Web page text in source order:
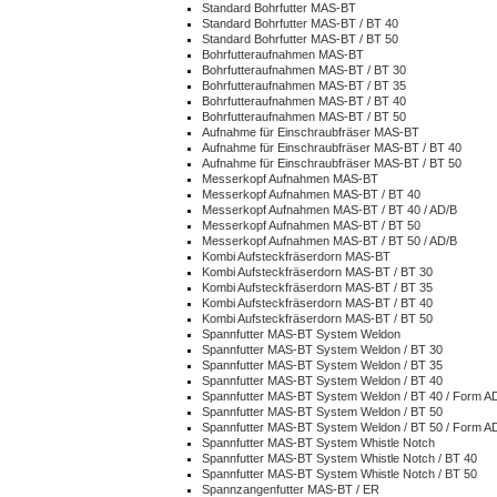
Standard Bohrfutter MAS-BT
Standard Bohrfutter MAS-BT / BT 40
Standard Bohrfutter MAS-BT / BT 50
Bohrfutteraufnahmen MAS-BT
Bohrfutteraufnahmen MAS-BT / BT 30
Bohrfutteraufnahmen MAS-BT / BT 35
Bohrfutteraufnahmen MAS-BT / BT 40
Bohrfutteraufnahmen MAS-BT / BT 50
Aufnahme für Einschraubfräser MAS-BT
Aufnahme für Einschraubfräser MAS-BT / BT 40
Aufnahme für Einschraubfräser MAS-BT / BT 50
Messerkopf Aufnahmen MAS-BT
Messerkopf Aufnahmen MAS-BT / BT 40
Messerkopf Aufnahmen MAS-BT / BT 40 / AD/B
Messerkopf Aufnahmen MAS-BT / BT 50
Messerkopf Aufnahmen MAS-BT / BT 50 / AD/B
Kombi Aufsteckfräserdorn MAS-BT
Kombi Aufsteckfräserdorn MAS-BT / BT 30
Kombi Aufsteckfräserdorn MAS-BT / BT 35
Kombi Aufsteckfräserdorn MAS-BT / BT 40
Kombi Aufsteckfräserdorn MAS-BT / BT 50
Spannfutter MAS-BT System Weldon
Spannfutter MAS-BT System Weldon / BT 30
Spannfutter MAS-BT System Weldon / BT 35
Spannfutter MAS-BT System Weldon / BT 40
Spannfutter MAS-BT System Weldon / BT 40 / Form
Spannfutter MAS-BT System Weldon / BT 50
Spannfutter MAS-BT System Weldon / BT 50 / Form
Spannfutter MAS-BT System Whistle Notch
Spannfutter MAS-BT System Whistle Notch / BT 40
Spannfutter MAS-BT System Whistle Notch / BT 50
Spannzangenfutter MAS-BT / ER